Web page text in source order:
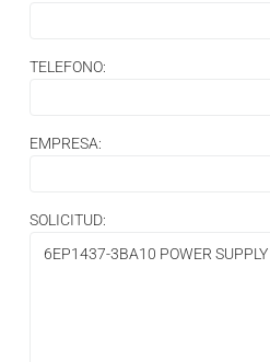
TELEFONO:
EMPRESA:
SOLICITUD: